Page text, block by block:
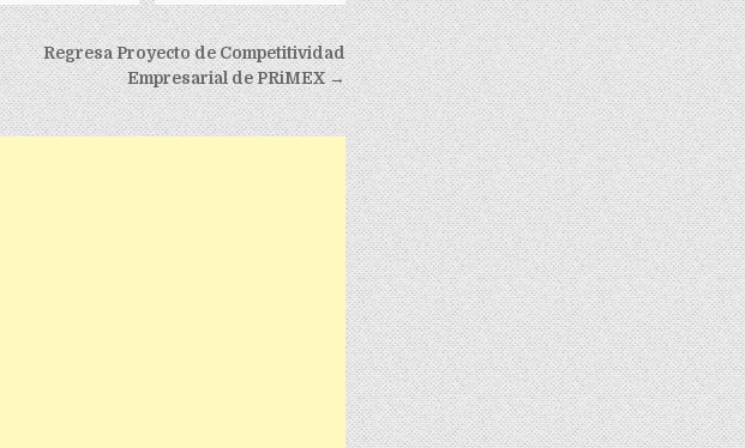
Regresa Proyecto de Competitividad
Empresarial de PRiMEX →